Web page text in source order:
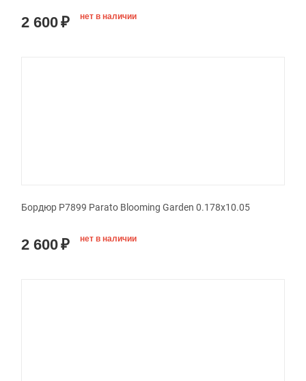
2 600₽ нет в наличии
Бордюр P7899 Parato Blooming Garden 0.178x10.05
2 600₽ нет в наличии